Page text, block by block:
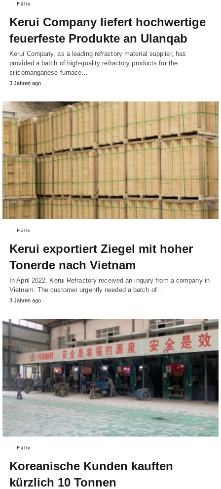
Fälle
Kerui Company liefert hochwertige
feuerfeste Produkte an Ulanqab
Kerui Company, as a leading refractory material supplier, has
provided a batch of high-quality refractory products for the
silicomanganese furnace…
3 Jahren ago
Fälle
Kerui exportiert Ziegel mit hoher
Tonerde nach Vietnam
In April 2022, Kerui Refractory received an inquiry from a company in
Vietnam. The customer urgently needed a batch of…
3 Jahren ago
Fälle
Koreanische Kunden kauften
kürzlich 10 Tonnen